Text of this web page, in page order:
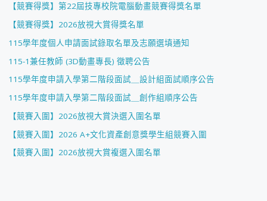
【競賽得獎】第22屆技專校院電腦動畫競賽得獎名單
【競賽得獎】2026放視大賞得獎名單
115學年度個人申請面試錄取名單及志願選填通知
115-1兼任教師 (3D動畫專長) 徵聘公告
115學年度申請入學第二階段面試＿設計組面試順序公告
115學年度申請入學第二階段面試＿創作組順序公告
【競賽入圍】2026放視大賞決選入圍名單
【競賽入圍】2026 A+文化資產創意獎學生組競賽入圍
【競賽入圍】2026放視大賞複選入圍名單